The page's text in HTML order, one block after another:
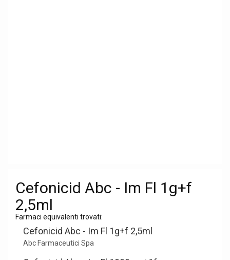
Cefonicid Abc - Im Fl 1g+f
2,5ml
Farmaci equivalenti trovati:
Cefonicid Abc - Im Fl 1g+f 2,5ml
Abc Farmaceutici Spa